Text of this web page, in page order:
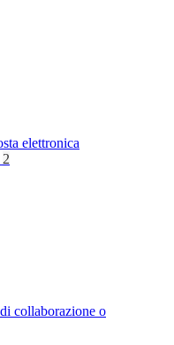
elettronica
2
collaborazione o